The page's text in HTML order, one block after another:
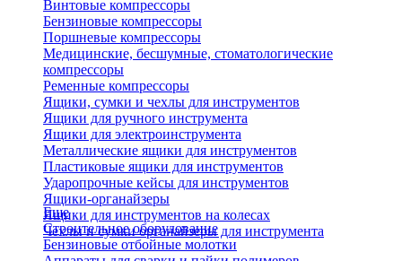
Винтовые компрессоры
Бензиновые компрессоры
Поршневые компрессоры
Медицинские, бесшумные, стоматологические
компрессоры
Ременные компрессоры
Ящики, сумки и чехлы для инструментов
Ящики для ручного инструмента
Ящики для электроинструмента
Металлические ящики для инструментов
Пластиковые ящики для инструментов
Ударопрочные кейсы для инструментов
Ящики-органайзеры
Ящики для инструментов на колесах
Чехлы и сумки органайзеры для инструмента
Еще
Строительное оборудование
Бензиновые отбойные молотки